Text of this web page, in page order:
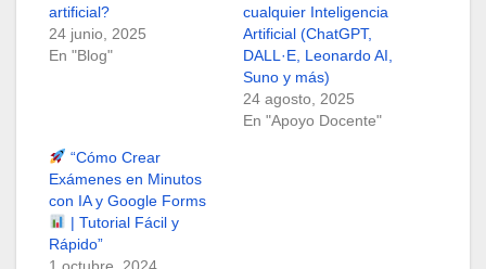
artificial?
24 junio, 2025
En "Blog"
cualquier Inteligencia
Artificial (ChatGPT,
DALL·E, Leonardo AI,
Suno y más)
24 agosto, 2025
En "Apoyo Docente"
“Cómo Crear
Exámenes en Minutos
con IA y Google Forms
| Tutorial Fácil y
Rápido”
1 octubre, 2024